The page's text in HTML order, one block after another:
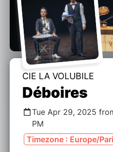
CIE LA VOLUBILE
Déboires
Tue Apr 29, 2025
PM
Timezone : Europe/